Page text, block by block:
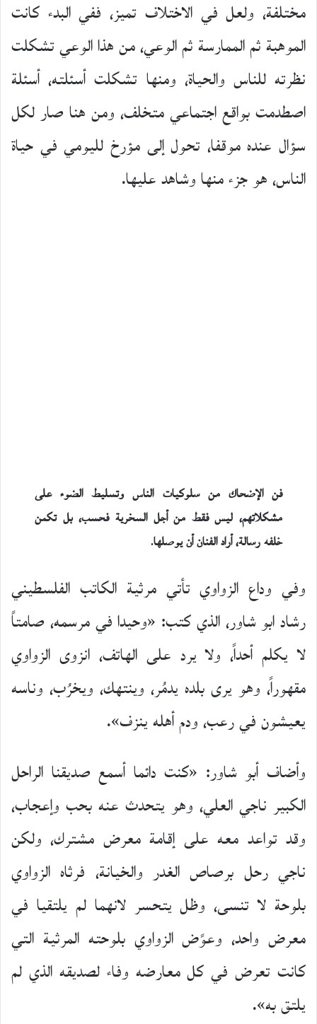
مختلفة، ولعل في الاختلاف تميز، ففي البدء كانت
الموهبة ثم الممارسة ثم الوعي، من هذا الوعي تشكلت
نظرته للناس والحياة، ومنها تشكلت أسئلته، أسئلة
اصطدمت بواقع اجتماعي متخلف، ومن هنا صار لكل
سؤال عنده موقفا، تحول إلى مؤرخ لليومي في حياة
الناس، هو جزء منها وشاهد عليها.
فن الإضحاك من سلوكيات الناس وتسليط الضوء على
مشكلاتهم، ليس فقط من أجل السخرية فحسب، بل تكمن
خلفه رسالة، أراد الفنان أن يوصلها.
وفي وداع الزواوي تأتي مرثية الكاتب الفلسطيني
رشاد ابو شاور، الذي كتب: «وحيدا في مرسمه، صامتاً
لا يكلم أحداً، ولا يرد على الهاتف، انزوى الزواوي
مقهوراً، وهو يرى بلده يدمُر، وينتهك، ويخرُب، وناسه
يعيشون في رعب، ودم أهله ينزف».
وأضاف أبو شاور: «كنت دائما أسمع صديقنا الراحل
الكبير ناجي العلي، وهو يتحدث عنه بحب وإعجاب،
وقد تواعد معه على إقامة معرض مشترك، ولكن
ناجي رحل برصاص الغدر والخيانة، فرثاه الزواوي
بلوحة لا تنسى، وظل يتحسر لانهما لم يلتقيا في
معرض واحد، وعوًض الزواوي بلوحته المرثية التي
كانت تعرض في كل معارضه وفاء لصديقه الذي لم
يلتق به».